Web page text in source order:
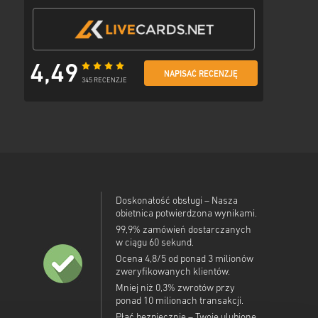
4,49 345 RECENZJE
NAPISAĆ RECENZJĘ
Doskonałość obsługi – Nasza
obietnica potwierdzona wynikami.
99,9% zamówień dostarczanych
w ciągu 60 sekund.
Ocena 4,8/5 od ponad 3 milionów
zweryfikowanych klientów.
Mniej niż 0,3% zwrotów przy
ponad 10 milionach transakcji.